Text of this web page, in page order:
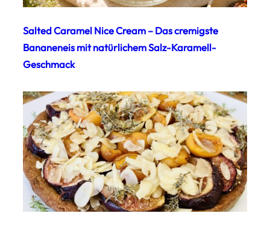
Salted Caramel Nice Cream – Das cremigste
Bananeneis mit natürlichem Salz-Karamell-
Geschmack